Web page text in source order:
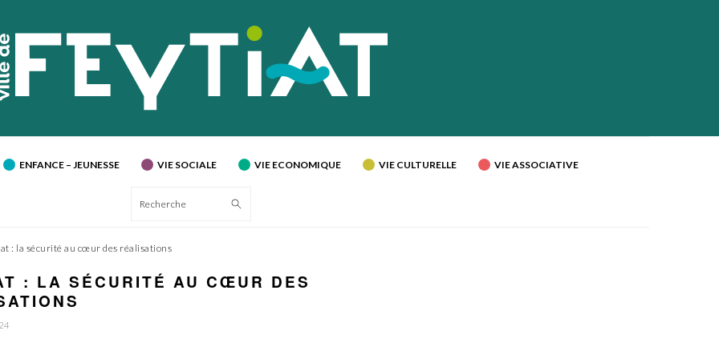
ENFANCE – JEUNESSE VIE SOCIALE VIE ECONOMIQUE VIE CULTURELLE VIE ASSOCIATIVE
Recherche
: la sécurité au cœur des réalisations
: LA SÉCURITÉ AU CŒUR DES